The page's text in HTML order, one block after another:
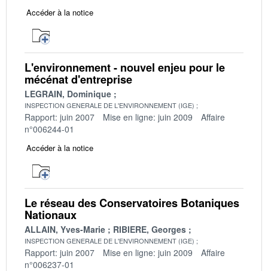
Accéder à la notice
L'environnement - nouvel enjeu pour le
mécénat d'entreprise
LEGRAIN, Dominique
INSPECTION GENERALE DE L'ENVIRONNEMENT (IGE)
Rapport: juin 2007 Mise en ligne: juin 2009
Affaire
n°006244-01
Accéder à la notice
Le réseau des Conservatoires Botaniques
Nationaux
ALLAIN, Yves-Marie RIBIERE, Georges
INSPECTION GENERALE DE L'ENVIRONNEMENT (IGE)
Rapport: juin 2007 Mise en ligne: juin 2009
Affaire
n°006237-01